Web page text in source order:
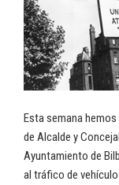
Esta semana
de Alcalde y
Ayuntamiento de
al tráfico de